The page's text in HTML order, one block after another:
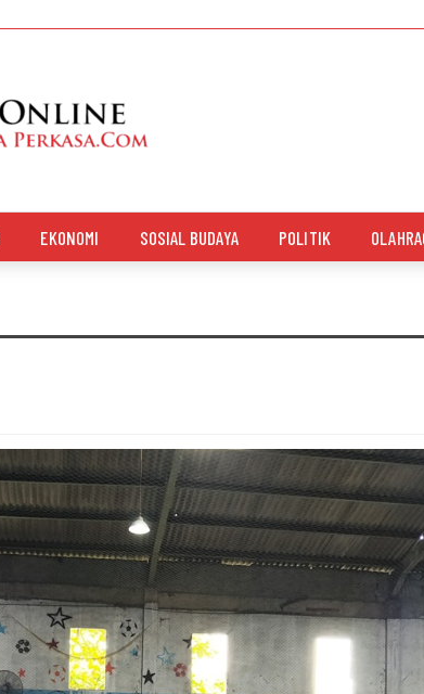
EKONOMI SOSIAL BUDAYA POLITIK